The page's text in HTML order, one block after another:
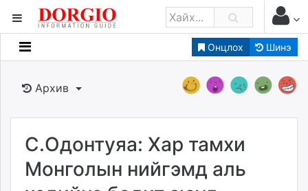
Онцлох Шинэ
Мэдээллийн
Банк санхүү
Бизнес ААН
Төрийн
Нийслэлийн
Архив
С.Одонтуяа: Хар тамхи
Монголын нийгэмд аль